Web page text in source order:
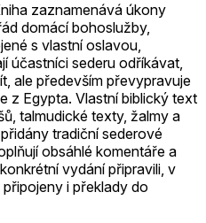
zaznamenává úkony
domácí bohoslužby,
s vlastní oslavou,
účastníci sederu odříkávat,
ale především převypravuje
z Egypta. Vlastní biblický text
talmudické texty, žalmy a
tradiční sederové
obsáhlé komentáře a
vydání připravili, v
i překlady do